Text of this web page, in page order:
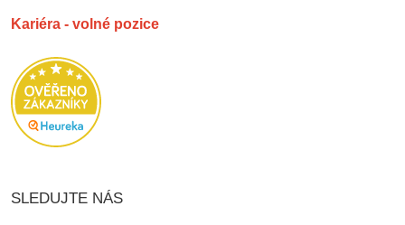
Kariéra - volné pozice
SLEDUJTE NÁS